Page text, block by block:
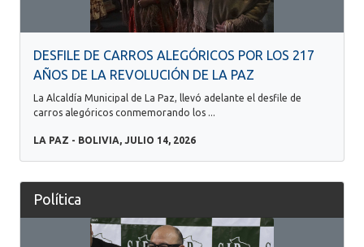
DESFILE DE CARROS ALEGÓRICOS POR LOS 217
AÑOS DE LA REVOLUCIÓN DE LA PAZ
La Alcaldía Municipal de La Paz, llevó adelante el desfile de
carros alegóricos conmemorando los ...
LA PAZ - BOLIVIA, JULIO 14, 2026
Política